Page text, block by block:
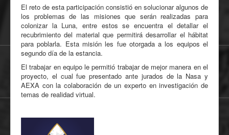
El reto de esta participación consistió en solucionar algunos de
los problemas de las misiones que serán realizadas para
colonizar la Luna, entre estos se encuentra el detallar el
recubrimiento del material que permitirá desarrollar el hábitat
para poblarla. Esta misión les fue otorgada a los equipos el
segundo día de la estancia.
El trabajar en equipo le permitió trabajar de mejor manera en el
proyecto, el cual fue presentado ante jurados de la Nasa y
AEXA con la colaboración de un experto en investigación de
temas de realidad virtual.